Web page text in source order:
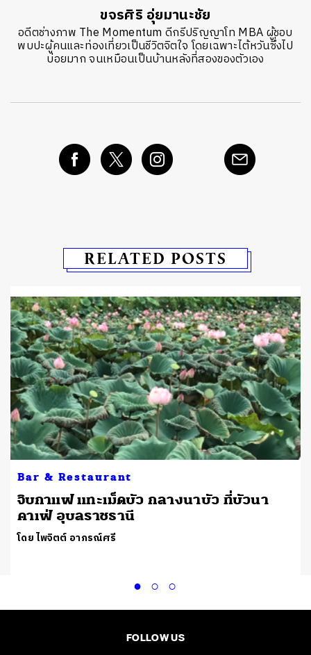
ขจรศิริ อุ่ยมานะชัย
อดีตช่างภาพ The Momentum ดีกรีปริญญาโท MBA ผู้ชอบ
พบปะผู้คนและท่องเที่ยวเป็นชีวิตจิตใจ โดยเฉพาะไต้หวันซึ่งไป
บ่อยมาก จนเหมือนเป็นบ้านหลังที่สองของตัวเอง
RELATED POSTS
Bar & Restaurant
จิบกาแฟ แทะเม็ดบัว กลางนาบัว ที่บัวนา
คาเฟ่ อุบลราชธานี
โดย ไพจิตต์ อาภรณ์ศรี
FOLLOW US